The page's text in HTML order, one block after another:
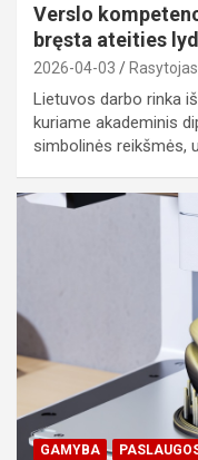
Verslo
bręsta ateities
2026-04-03
Lietuvos darbo rinka
kuriame akademinis
simbolinės reikšmės,
GAMYBA